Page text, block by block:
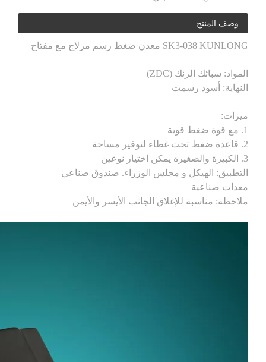
وصف المنتج
SK3-038 KUNLONG معدن ضغط رسم مزلاج مع مفتاح
المواد: سبائك الزنك (ZDC)
النهاية: أسود رسمت
ميزات:
1. مع قوة ضغط قوية
2. قاعدة ضغط تحت غطاء لتوفير مساحة
3. الكبيرة والصغيرة يمكن اختيار نوعين
التطبيق: الهيكل و مجلس الوزراء. صندوق صناعي
معدات صناعية
ملاحظة: مناسبة للإغلاق الجانب الأيسر والأيمن